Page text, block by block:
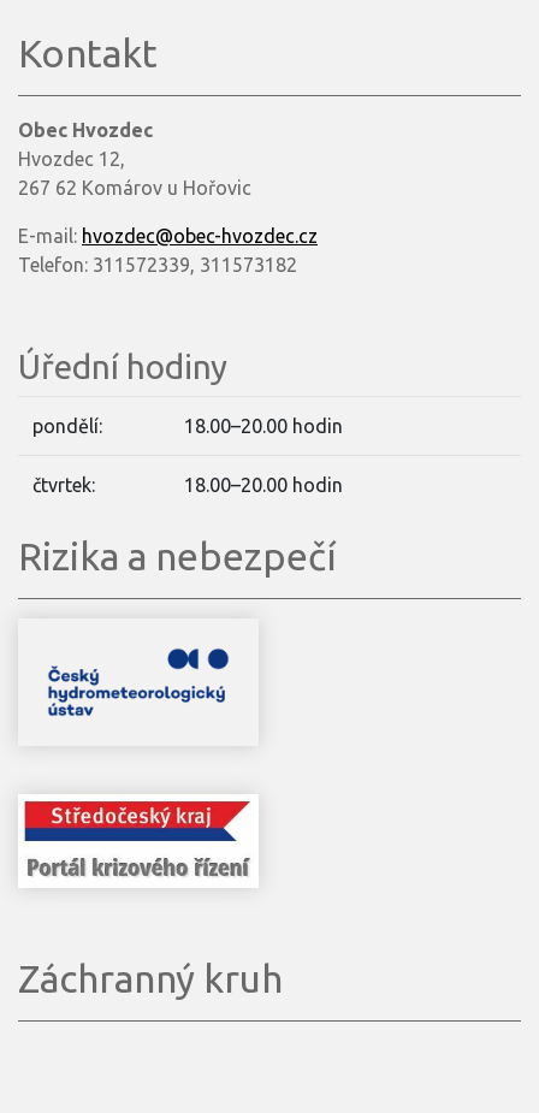
Kontakt
Obec Hvozdec
Hvozdec 12,
267 62 Komárov u Hořovic
E-mail: hvozdec@obec-hvozdec.cz
Telefon: 311572339, 311573182
Úřední hodiny
pondělí: 18.00–20.00 hodin
čtvrtek: 18.00–20.00 hodin
Rizika a nebezpečí
Záchranný kruh